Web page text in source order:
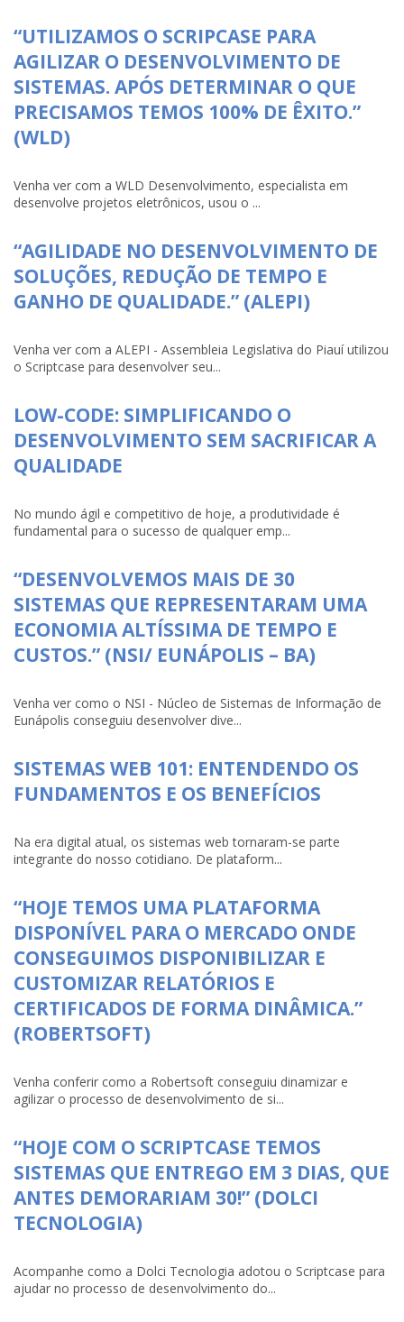
“UTILIZAMOS O SCRIPCASE PARA
AGILIZAR O DESENVOLVIMENTO DE
SISTEMAS. APÓS DETERMINAR O QUE
PRECISAMOS TEMOS 100% DE ÊXITO.”
(WLD)
Venha ver com a WLD Desenvolvimento, especialista em
desenvolve projetos eletrônicos, usou o ...
“AGILIDADE NO DESENVOLVIMENTO DE
SOLUÇÕES, REDUÇÃO DE TEMPO E
GANHO DE QUALIDADE.” (ALEPI)
Venha ver com a ALEPI - Assembleia Legislativa do Piauí utilizou
o Scriptcase para desenvolver seu...
LOW-CODE: SIMPLIFICANDO O
DESENVOLVIMENTO SEM SACRIFICAR A
QUALIDADE
No mundo ágil e competitivo de hoje, a produtividade é
fundamental para o sucesso de qualquer emp...
“DESENVOLVEMOS MAIS DE 30
SISTEMAS QUE REPRESENTARAM UMA
ECONOMIA ALTÍSSIMA DE TEMPO E
CUSTOS.” (NSI/ EUNÁPOLIS – BA)
Venha ver como o NSI - Núcleo de Sistemas de Informação de
Eunápolis conseguiu desenvolver dive...
SISTEMAS WEB 101: ENTENDENDO OS
FUNDAMENTOS E OS BENEFÍCIOS
Na era digital atual, os sistemas web tornaram-se parte
integrante do nosso cotidiano. De plataform...
“HOJE TEMOS UMA PLATAFORMA
DISPONÍVEL PARA O MERCADO ONDE
CONSEGUIMOS DISPONIBILIZAR E
CUSTOMIZAR RELATÓRIOS E
CERTIFICADOS DE FORMA DINÂMICA.”
(ROBERTSOFT)
Venha conferir como a Robertsoft conseguiu dinamizar e
agilizar o processo de desenvolvimento de si...
“HOJE COM O SCRIPTCASE TEMOS
SISTEMAS QUE ENTREGO EM 3 DIAS, QUE
ANTES DEMORARIAM 30!” (DOLCI
TECNOLOGIA)
Acompanhe como a Dolci Tecnologia adotou o Scriptcase para
ajudar no processo de desenvolvimento do...